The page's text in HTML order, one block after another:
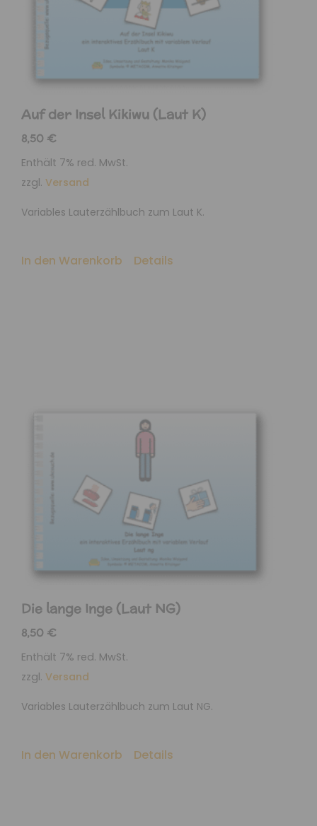
Auf der Insel Kikiwu (Laut K)
8,50 €
Enthält 7% red. MwSt.
zzgl. Versand
Variables Lauterzählbuch zum Laut K.
In den Warenkorb Details
Die lange Inge (Laut NG)
8,50 €
Enthält 7% red. MwSt.
zzgl. Versand
Variables Lauterzählbuch zum Laut NG.
In den Warenkorb Details